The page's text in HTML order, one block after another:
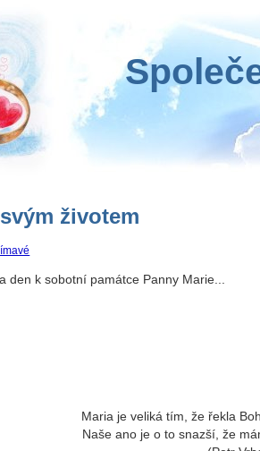
životem
den k sobotní památce Panny Marie...
Maria je veliká tím, že řekla
Naše ano je o to snazší, že